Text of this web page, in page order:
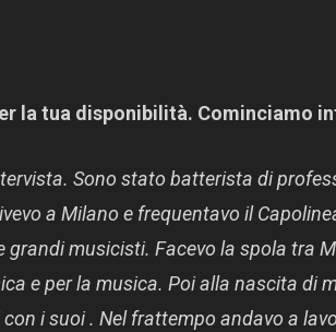
la tua disponibilità. Cominciamo
Sono stato batterista di
a Milano e frequentavo il
grandi musicisti. Facevo la spola tra
e per la musica. Poi alla nascita di
i suoi . Nel frattempo andavo a